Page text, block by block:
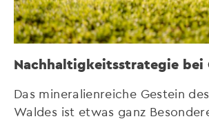
Nachhaltigkeitsstrategie bei
Das mineralienreiche Gestein
Waldes ist etwas ganz